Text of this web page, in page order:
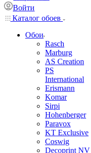
Войти
Каталог обоев
Обои
Rasch
Marburg
AS Creation
PS
International
Erismann
Komar
Sirpi
Hohenberger
Paravox
KT Exclusive
Coswig
Decoprint NV